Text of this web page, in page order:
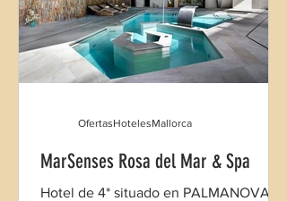
MarSenses Rosa del Mar & Spa
Hotel de 4* situado en PALMANOVA,
OfertasHotelesMallorca